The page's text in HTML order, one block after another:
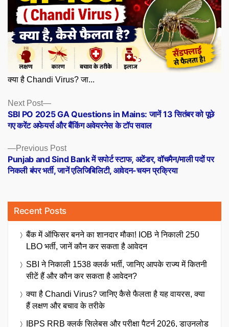
क्या है Chandi Virus? जा...
Posts
navigation
Previous PostPrevious
post:
Punjab and Sind Bank में सपोर्ट स्टाफ, अटेंडर, वॉचमैन/माली पदों पर
निकली बंपर भर्ती, जानें एलिजिबिलिटी, आवेदन-चयन प्रक्रिया
Next Post
Next
post:
SBI PO 2025 GA Questions in Mains: जानें 13 सितंबर को पूछे
गए करेंट अफेयर्स और बैंकिंग अवेयरनेस के टॉप सवाल
Recent Posts
बैंक में ऑफिसर बनने का शानदार मौका! IOB ने निकाली 250
LBO भर्ती, जानें कौन कर सकता है आवेदन
SBI ने निकाली 1538 क्लर्क भर्ती, जानिए आपके राज्य में कितनी
सीटें हैं और कौन कर सकता है आवेदन?
क्या है Chandi Virus? जानिए कैसे फैलता है यह वायरस, क्या
हैं लक्षण और बचाव के तरीके
IBPS RRB क्लर्क सिलेबस और परीक्षा पैटर्न 2026, डाउनलोड